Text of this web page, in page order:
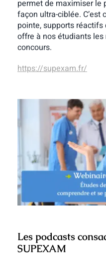
permet de maximiser le
façon ultra-ciblée.
pointe, supports
offre à nos étudiants les
concours.
https://supexam.fr/
Les podcasts
SUPEXAM